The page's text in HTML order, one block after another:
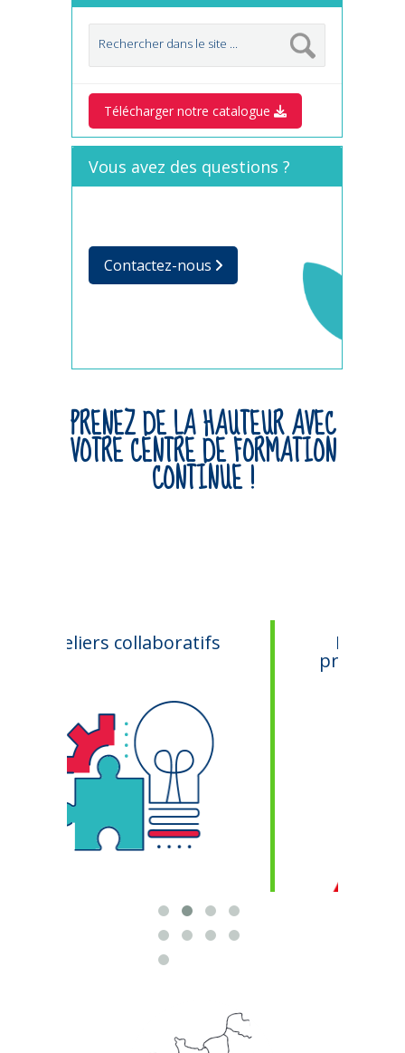
Télécharger notre catalogue
Vous avez des questions ?
Contactez-nous
PRENEZ DE LA HAUTEUR AVEC
VOTRE CENTRE DE FORMATION
CONTINUE !
Développement
professionnel - Soft